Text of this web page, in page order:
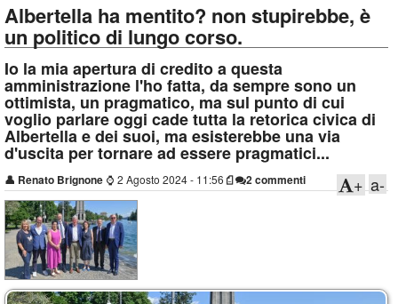
Genesi e Storia
Contatti
Albertella ha mentito? non stupirebbe, è
un politico di lungo corso.
Io la mia apertura di credito a questa
amministrazione l'ho fatta, da sempre sono un
ottimista, un pragmatico, ma sul punto di cui
voglio parlare oggi cade tutta la retorica civica di
Albertella e dei suoi, ma esisterebbe una via
d'uscita per tornare ad essere pragmatici...
👤 Renato Brignone ⌚ 2 Agosto 2024 - 11:56 2 commenti a-
+